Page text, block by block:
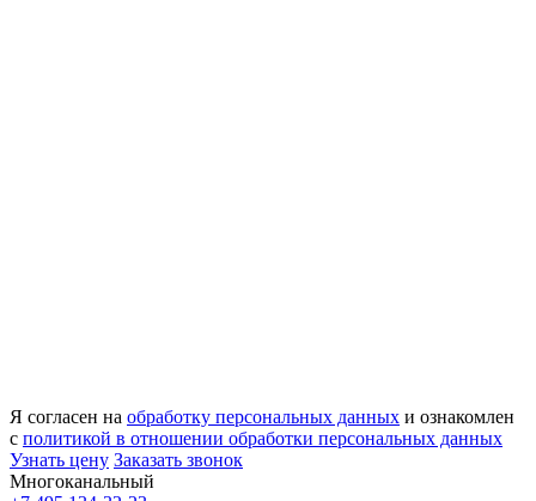
Я согласен на обработку персональных данных и ознакомлен
с политикой в отношении обработки персональных данных
Узнать цену Заказать звонок
Многоканальный